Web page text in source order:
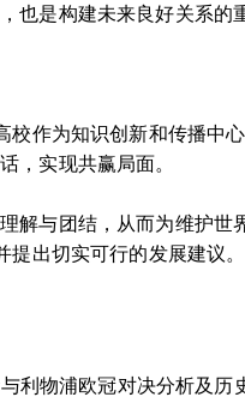
也是构建未来良好关系的
作为知识创新和传播中
，实现共赢局面。
解与团结，从而为维护世
出切实可行的发展建议。
利物浦欧冠对决分析及历